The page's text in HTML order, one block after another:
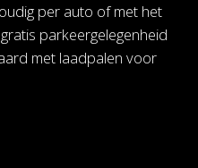
per auto of met het
parkeergelegenheid
met laadpalen voor